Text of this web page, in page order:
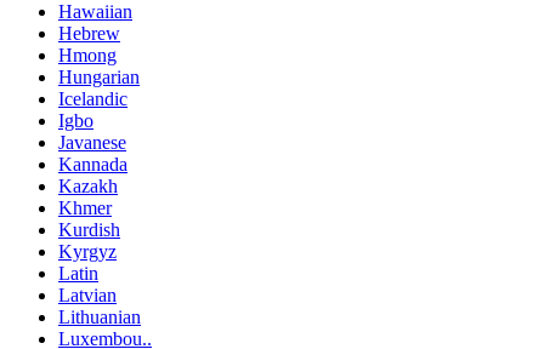
Hawaiian
Hebrew
Hmong
Hungarian
Icelandic
Igbo
Javanese
Kannada
Kazakh
Khmer
Kurdish
Kyrgyz
Latin
Latvian
Lithuanian
Luxembou..